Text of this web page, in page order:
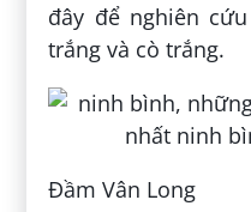
đây để nghiên
trắng và cò trắng.
Đầm Vân Long